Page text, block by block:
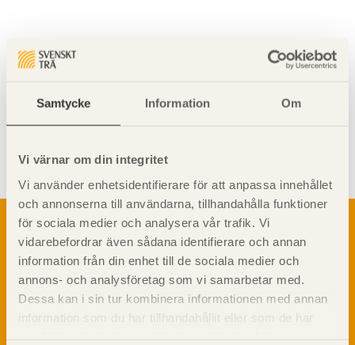
Samtycke Information Om
Vi värnar om din integritet
Vi använder enhetsidentifierare för att anpassa innehållet
och annonserna till användarna, tillhandahålla funktioner
för sociala medier och analysera vår trafik. Vi
vidarebefordrar även sådana identifierare och annan
information från din enhet till de sociala medier och
annons- och analysföretag som vi samarbetar med.
Dessa kan i sin tur kombinera informationen med annan
information som du har tillhandahållit eller som de har
Om trä
Materialet trä
Skogsbruk
Barrträdets uppbyggnad
Träets egenskaper och kvalitet
TräGuiden är den digitala handboken för trä och
materialet trä samt instruktioner för byggande
med trä.